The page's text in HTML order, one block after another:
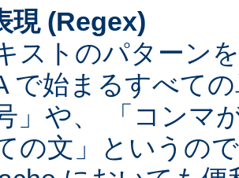
現 (Regex)
ストのパターン
A で始まるすべて
」や、 「コンマ
の文」というの